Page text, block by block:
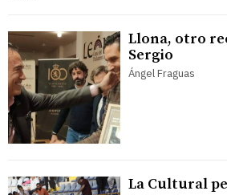
Llona, otro
Sergio
Ángel Fraguas
La Cultural